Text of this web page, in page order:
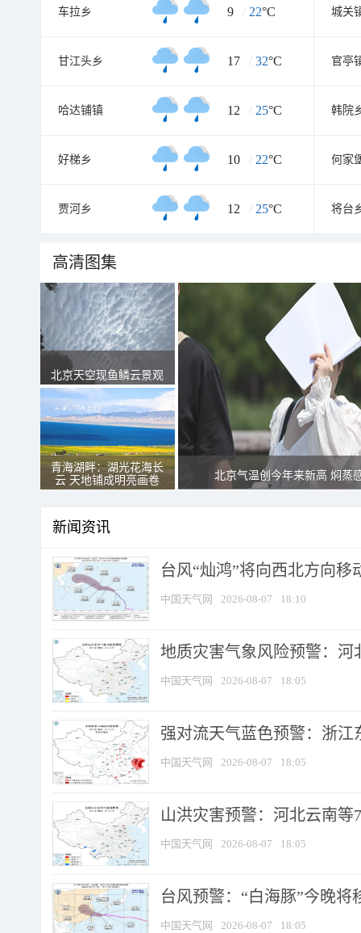
车拉乡 9 / 22°C 城关
甘江头乡 17 / 32°C 官亭
哈达铺镇 12 / 25°C 韩院
好梯乡 10 / 22°C 何家
贾河乡 12 / 25°C 将台
高清图集
北京天空现鱼鳞云景观
青海湖畔：湖光花海长
云 天地铺成明亮画卷
北京气温创今年来新高 焖蒸
新闻资讯
台风“灿鸿”将向西北方向移
中国天气网 2026-08-07 18:10
地质灾害气象风险预警：河
中国天气网 2026-08-07 18:05
强对流天气蓝色预警：浙江
中国天气网 2026-08-07 18:05
山洪灾害预警：河北云南
中国天气网 2026-08-07 18:05
台风预警：“白海豚”今晚将
中国天气网 2026-08-07 18:05